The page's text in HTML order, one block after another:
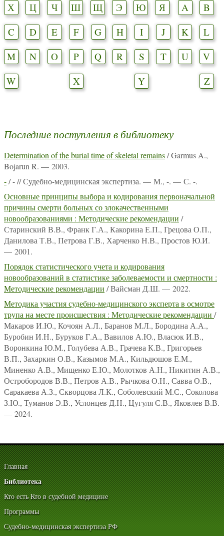
Х
Ц Ч Ш Щ Э Ю Я A
B
C
D E F G H I J K
L
M
N O P Q R S T U
V
W
X Y Z
Последние поступления в библиотеку
Determination of the burial time of skeletal remains/ Garmus A.,
Bojarun R. — 2003.
-/ - // Судебно-медицинская экспертиза. — М., -. — С. -.
Основные принципы выбора и кодирования первоначальной
причины смерти больных со злокачественными
новообразованиями : Методические рекомендации /
Старинский В.В., Франк Г.А., Какорина Е.П., Грецова О.П.,
Данилова Т.В., Петрова Г.В., Харченко Н.В., Простов Ю.И.
— 2001.
Порядок статистического учета и кодирования
новообразований в статистике заболеваемости и смертности :
Методические рекомендации / Вайсман Д.Ш. — 2022.
Методика участия судебно-медицинского эксперта в осмотре
трупа на месте происшествия : Методические рекомендации /
Макаров И.Ю., Кочоян А.Л., Баранов М.Л., Бородина А.А.,
Буробин И.Н., Буруков Г.А., Вавилов А.Ю., Власюк И.В.,
Воронкина Ю.М., Голубева А.В., Грачева К.В., Григорьев
В.П., Захаркин О.В., Казымов М.А., Кильдюшов Е.М.,
Миненко А.В., Мищенко Е.Ю., Молотков А.Н., Никитин А.В.,
Остробородов В.В., Петров А.В., Рычкова О.Н., Савва О.В.,
Саракаева А.З., Скворцова Л.К., Соболевский М.С., Соколова
З.Ю., Туманов Э.В., Услонцев Д.Н., Цугуля С.В., Яковлев В.В.
— 2024.
Главная
Библиотека
Кто есть Кто в судебной медицине
Программы
Судебно-медицинская экспертиза РФ